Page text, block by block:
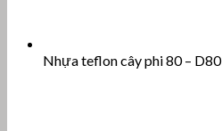
Nhựa teflon cây phi 80 –